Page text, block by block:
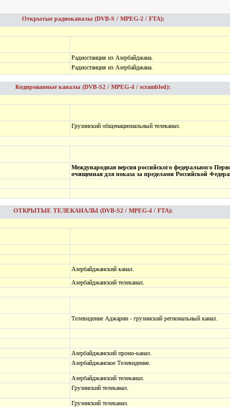
Открытые радиоканалы (DVB-S / MPEG-2 / FTA):
Радиостанция из Азербайджана.
Радиостанция из Азербайджана.
Кодированные каналы (DVB-S2 / MPEG-4 / scrambled):
Грузинский общенациональный телеканал.
Международная версия российского федерального
очищенная для показа за пределами Российской
ОТКРЫТЫЕ ТЕЛЕКАНАЛЫ (DVB-S2 / MPEG-4 / FTA):
Азербайджанский канал.
Азербайджанский телеканал.
Телевидение Аджарии - грузинский региональный канал.
Азербайджанский промо-канал.
Азербайджанское Телевидение.
Азербайджанский телеканал.
Грузинский телеканал.
Грузинский телеканал.